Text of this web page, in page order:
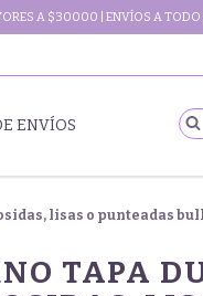
A $30000 | ENVÍOS A TODO
ENVÍOS
lisas o punteadas
TAPA